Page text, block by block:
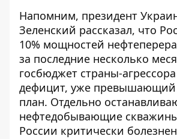
Напомним, президент
Зеленский рассказал, что
10% мощностей
за последние несколько
госбюджет страны-
дефицит, уже превышающий
план. Отдельно
нефтедобывающие
России критически